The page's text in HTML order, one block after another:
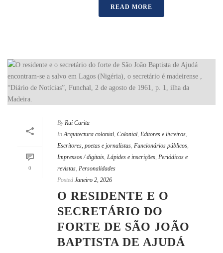
READ MORE
0
By Rui Carita
In Arquitectura colonial, Colonial, Editores e livreiros,
Escritores, poetas e jornalistas, Funcionários públicos,
Impressos / digitais, Lápides e inscrições, Periódicos e
revistas, Personalidades
Posted Janeiro 2, 2026
O RESIDENTE E O
SECRETÁRIO DO
FORTE DE SÃO JOÃO
BAPTISTA DE AJUDÁ